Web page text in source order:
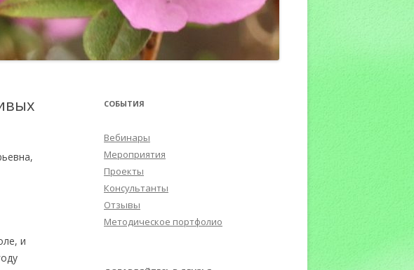
ПО
ГРАМОТНОСТИ
РОДИТЕЛЕЙ
МЕТОДИЧЕСКОЕ ПОРТФОЛИО
и
СОБЫТИЯ
Вебинары
Мероприятия
Проекты
Консультанты
Отзывы
Методическое портфолио